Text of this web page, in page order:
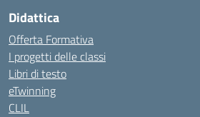
Didattica
Offerta Formativa
I progetti delle classi
Libri di testo
eTwinning
CLIL